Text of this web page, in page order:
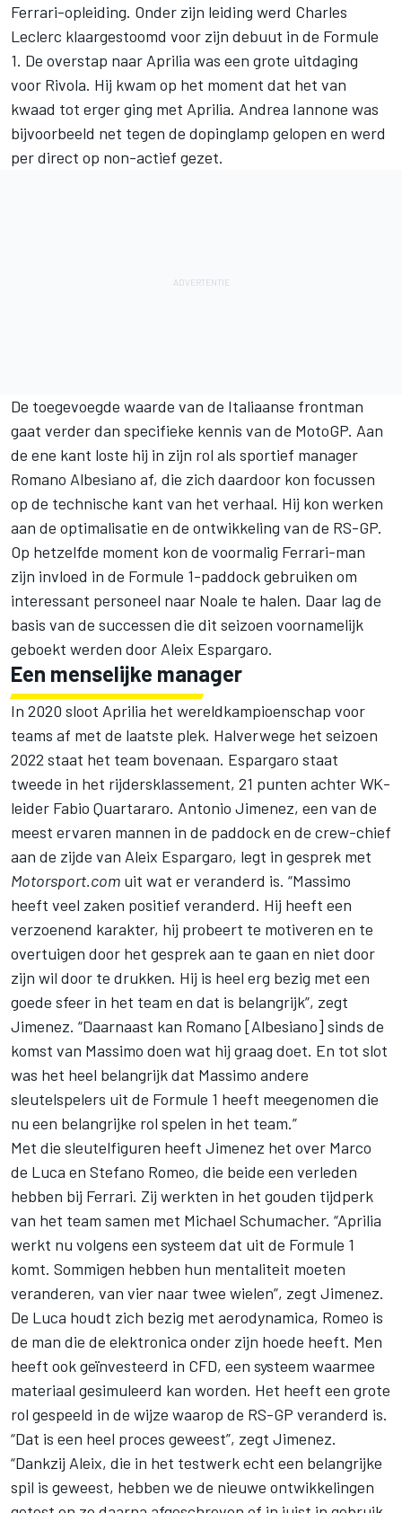
Ferrari-opleiding. Onder zijn leiding werd Charles
Leclerc klaargestoomd voor zijn debuut in de Formule
1. De overstap naar Aprilia was een grote uitdaging
voor Rivola. Hij kwam op het moment dat het van
kwaad tot erger ging met Aprilia. Andrea Iannone was
bijvoorbeeld net tegen de dopinglamp gelopen en werd
per direct op non-actief gezet.
De toegevoegde waarde van de Italiaanse frontman
gaat verder dan specifieke kennis van de MotoGP. Aan
de ene kant loste hij in zijn rol als sportief manager
Romano Albesiano af, die zich daardoor kon focussen
op de technische kant van het verhaal. Hij kon werken
aan de optimalisatie en de ontwikkeling van de RS-GP.
Op hetzelfde moment kon de voormalig Ferrari-man
zijn invloed in de Formule 1-paddock gebruiken om
interessant personeel naar Noale te halen. Daar lag de
basis van de successen die dit seizoen voornamelijk
geboekt werden door Aleix Espargaro.
Een menselijke manager
In 2020 sloot Aprilia het wereldkampioenschap voor
teams af met de laatste plek. Halverwege het seizoen
2022 staat het team bovenaan. Espargaro staat
tweede in het rijdersklassement, 21 punten achter WK-
leider Fabio Quartararo. Antonio Jimenez, een van de
meest ervaren mannen in de paddock en de crew-chief
aan de zijde van Aleix Espargaro, legt in gesprek met
Motorsport.com uit wat er veranderd is. “Massimo
heeft veel zaken positief veranderd. Hij heeft een
verzoenend karakter, hij probeert te motiveren en te
overtuigen door het gesprek aan te gaan en niet door
zijn wil door te drukken. Hij is heel erg bezig met een
goede sfeer in het team en dat is belangrijk”, zegt
Jimenez. “Daarnaast kan Romano [Albesiano] sinds de
komst van Massimo doen wat hij graag doet. En tot slot
was het heel belangrijk dat Massimo andere
sleutelspelers uit de Formule 1 heeft meegenomen die
nu een belangrijke rol spelen in het team.”
Met die sleutelfiguren heeft Jimenez het over Marco
de Luca en Stefano Romeo, die beide een verleden
hebben bij Ferrari. Zij werkten in het gouden tijdperk
van het team samen met Michael Schumacher. “Aprilia
werkt nu volgens een systeem dat uit de Formule 1
komt. Sommigen hebben hun mentaliteit moeten
veranderen, van vier naar twee wielen”, zegt Jimenez.
De Luca houdt zich bezig met aerodynamica, Romeo is
de man die de elektronica onder zijn hoede heeft. Men
heeft ook geïnvesteerd in CFD, een systeem waarmee
materiaal gesimuleerd kan worden. Het heeft een grote
rol gespeeld in de wijze waarop de RS-GP veranderd is.
“Dat is een heel proces geweest”, zegt Jimenez.
“Dankzij Aleix, die in het testwerk echt een belangrijke
spil is geweest, hebben we de nieuwe ontwikkelingen